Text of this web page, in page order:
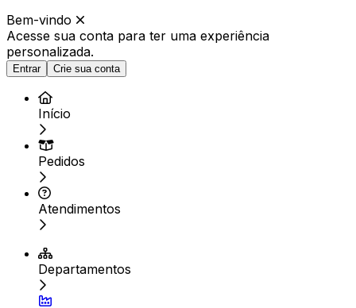
Bem-vindo
Acesse sua conta para ter uma experiência
personalizada.
Entrar Crie sua conta
Início
Pedidos
Atendimentos
Departamentos